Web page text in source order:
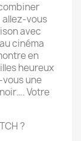
allez-vous
avec
cinéma
en
heureux
une
Votre
?